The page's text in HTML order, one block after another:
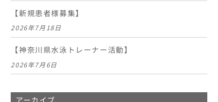
【新規患者様募集】
2026年7月18日
【神奈川県水泳トレーナー活動】
2026年7月6日
アーカイブ